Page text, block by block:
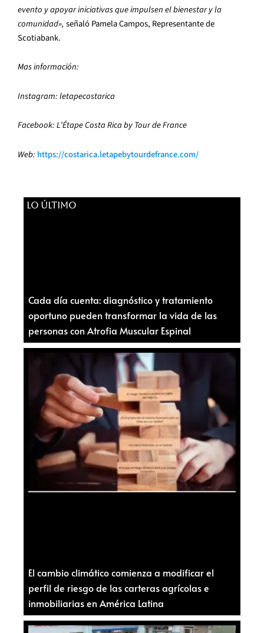
evento y apoyar iniciativas que impulsen el bienestar y la
comunidad», señaló Pamela Campos, Representante de
Scotiabank.
Mas información:
Instagram: letapecostarica
Facebook: L’Étape Costa Rica by Tour de France
Web: https://costarica.letapebytourdefrance.com/
LO ÚLTIMO
Cada día cuenta: diagnóstico y tratamiento
oportuno pueden transformar la vida de las
personas con Atrofia Muscular Espinal
El cambio climático comienza a modificar el
perfil de riesgo de las carteras agrícolas e
inmobiliarias en América Latina